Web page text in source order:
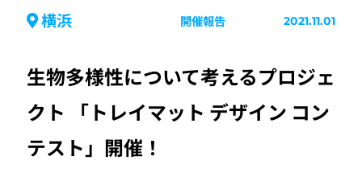
横浜 開催報告 2021.11.01
生物多様性について考えるプロジェ
クト 「トレイマット デザイン コン
テスト」開催！